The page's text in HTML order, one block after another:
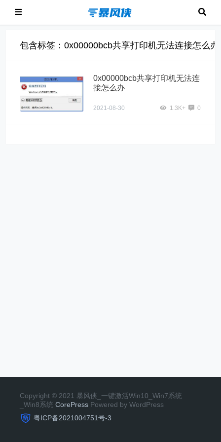
包含标签：0x00000bcb共享打印机无法连接怎么
0x00000bcb共享打印机无法连
接怎么办
2021-08-30 1.3K+ 0
Copyright © 2021 暴风侠_一键激活Win10_Win7系统
_Win8系统 CorePress Powered by WordPress
粤ICP备2021004751号-3